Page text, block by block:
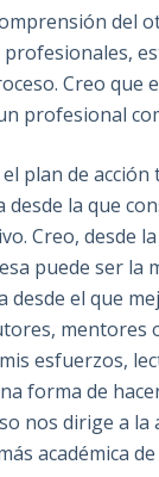
del
Creo que
profesional
plan de
la que
Creo, desde
puede ser la
desde el que
mentores
esfuerzos,
forma de
nos dirige a
académica